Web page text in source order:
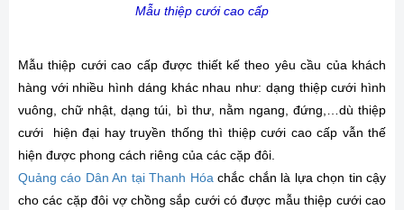
Mẫu thiệp cưới cao cấp
Mẫu thiệp cưới cao cấp được thiết kế theo yêu cầu của khách
hàng với nhiều hình dáng khác nhau như: dạng thiệp cưới hình
vuông, chữ nhật, dạng túi, bì thư, nằm ngang, đứng,…dù thiệp
cưới hiện đại hay truyền thống thì thiệp cưới cao cấp vẫn thế
hiện được phong cách riêng của các cặp đôi.
Quảng cáo Dân An tại Thanh Hóa chắc chắn là lựa chọn tin cậy
cho các cặp đôi vợ chồng sắp cưới có được mẫu thiệp cưới cao